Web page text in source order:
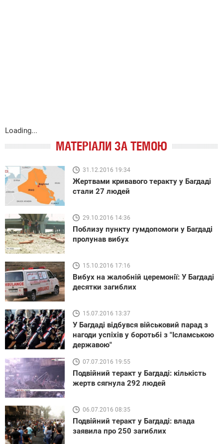
Loading...
МАТЕРІАЛИ ЗА ТЕМОЮ
31.12.2016 19:34
Жертвами кривавого теракту у Багдаді
стали 27 людей
29.10.2016 14:36
Поблизу пункту гумдопомоги у Багдаді
пролунав вибух
15.10.2016 17:16
Вибух на жалобній церемонії: У Багдаді
десятки загиблих
15.07.2016 13:37
У Багдаді відбувся військовий парад з
нагоди успіхів у боротьбі з "Ісламською
державою"
07.07.2016 19:55
Подвійний теракт у Багдаді: кількість
жертв сягнула 292 людей
06.07.2016 08:35
Подвійний теракт у Багдаді: влада
заявила про 250 загиблих